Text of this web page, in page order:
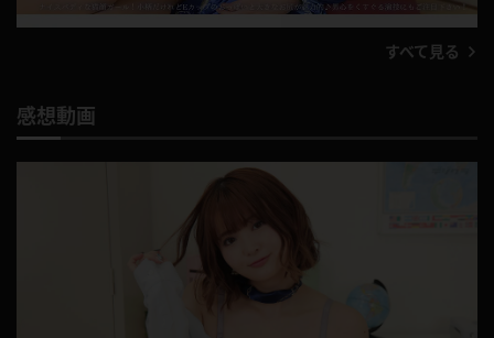
a
i
d
e
すべて見る
感想動画